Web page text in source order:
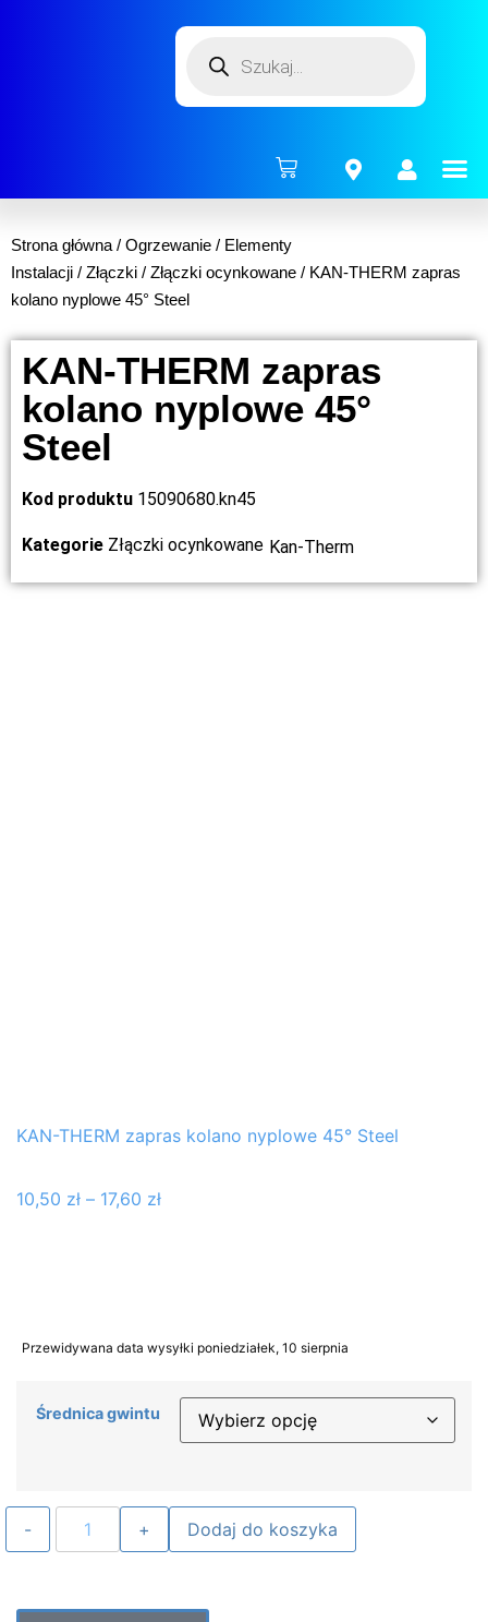
Strona główna / Ogrzewanie / Elementy
Instalacji / Złączki / Złączki ocynkowane / KAN-THERM zapras
kolano nyplowe 45° Steel
KAN-THERM zapras
kolano nyplowe 45°
Steel
Kod produktu 15090680.kn45
Kategorie Złączki ocynkowane Kan-Therm
KAN-THERM zapras kolano nyplowe 45° Steel
10,50 zł – 17,60 zł
Przewidywana data wysyłki poniedziałek, 10 sierpnia
Średnica gwintu
Dodaj do koszyka